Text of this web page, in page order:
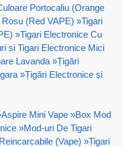
Portocaliu (Orange
(Red VAPE) »Tigari
»Tigari Electronice Cu
si Tigari Electronice Mici
Lavanda »Țigări
»Țigări Electronice și
Aspire Mini Vape »Box Mod
»Mod-uri De Tigari
(Vape) »Tigari